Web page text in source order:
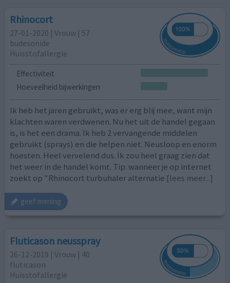
Rhinocort
27-01-2020 | Vrouw | 57
budesonide
Huisstofallergie
Effectiviteit
Hoeveelheid bijwerkingen
Ik heb het jaren gebruikt, was er erg blij mee, want mijn
klachten waren verdwenen. Nu het uit de handel gegaan
is, is het een drama. Ik heb 2 vervangende middelen
gebruikt (sprays) en die helpen niet. Neusloop en enorm
hoesten. Heel vervelend dus. Ik zou heel graag zien dat
het weer in de handel komt. Tip: wanneer je op internet
zoekt op "Rhinocort turbuhaler alternatie [lees meer...]
geef mening
Fluticason neusspray
26-12-2019 | Vrouw | 40
fluticason
Huisstofallergie